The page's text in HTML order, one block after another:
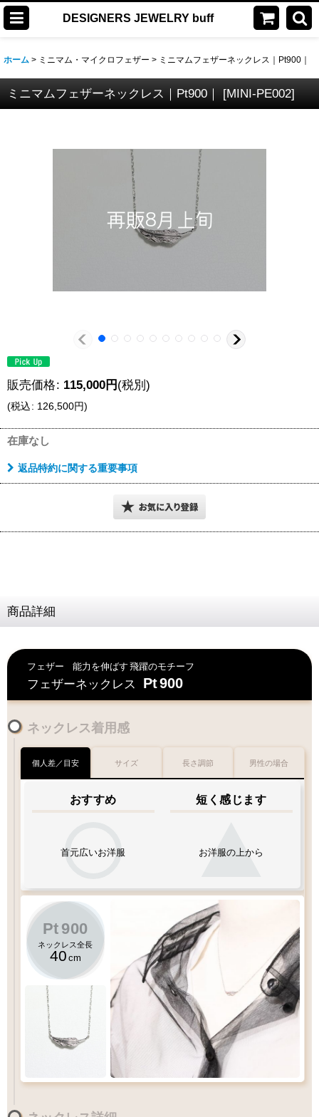
DESIGNERS JEWELRY buff
ホーム > ミニマム・マイクロフェザー > ミニマムフェザーネックレス｜Pt900｜
ミニマムフェザーネックレス｜Pt900｜ [MINI-PE002]
販売価格: 115,000円 (税別)
(税込: 126,500円)
在庫なし
返品特約に関する重要事項
商品詳細
フェザー 能力を伸ばす 飛躍のモチーフ
フェザーネックレス Pt900
ネックレス着用感
個人差／目安
おすすめ
首元広いお洋服
短く感じます
お洋服の上から
Pt 900
ネックレス全長
40 cm
サイズ 長さ調節 男性の場合